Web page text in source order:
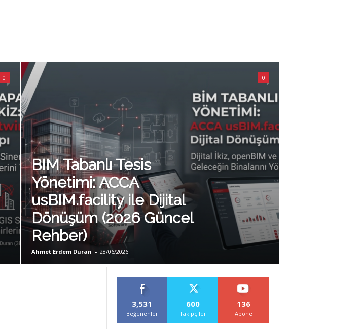
0
BIM Tabanlı Tesis
Yönetimi: ACCA
usBIM.facility ile Dijital
Dönüşüm (2026 Güncel
Rehber)
Ahmet Erdem Duran - 28/06/2026
0
3,531
Beğenenler
600
Takipçiler
136
Abone